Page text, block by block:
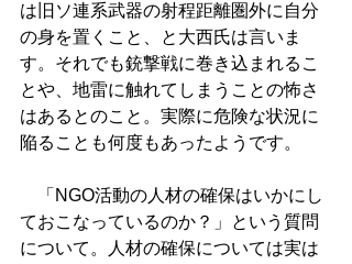
は旧ソ連系武器の射程距離圏外に自分
の身を置くこと、と大西氏は言いま
す。それでも銃撃戦に巻き込まれるこ
とや、地雷に触れてしまうことの怖さ
はあるとのこと。実際に危険な状況に
陥ることも何度もあったようです。
「NGO活動の人材の確保はいかにし
ておこなっているのか？」という質問
について。人材の確保については実は